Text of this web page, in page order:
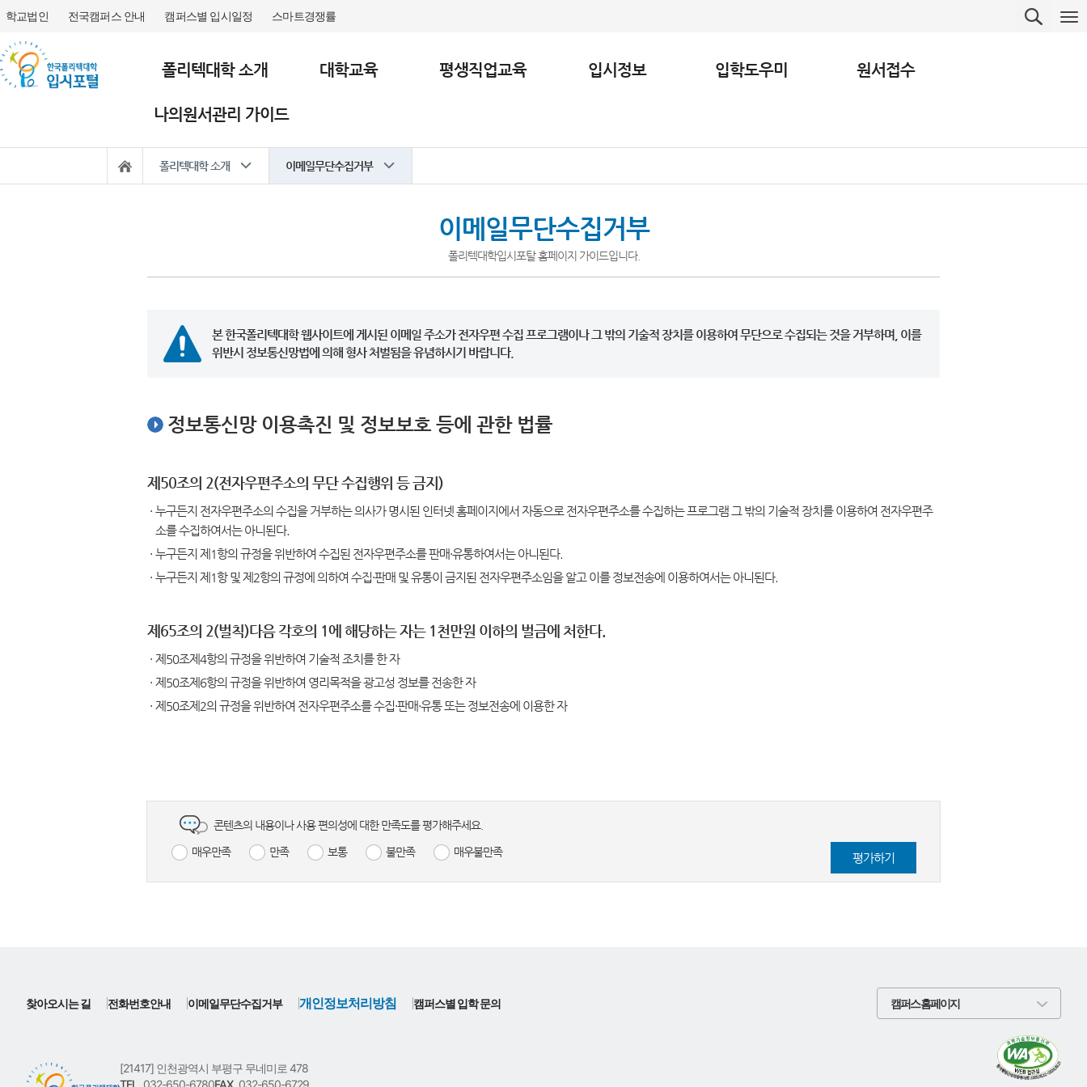
학교법인 전국캠퍼스 안내 캠퍼스별 입시일정 스마트경쟁률
폴리텍대학 소개 대학교육 평생직업교육 입시정보 입학도우미 원서접수
나의원서관리 가이드
폴리텍대학 소개 이메일무단수집거부
이메일무단수집거부
폴리텍대학입시포탈 홈페이지 가이드입니다.
본 한국폴리텍대학 웹사이트에 게시된 이메일 주소가 전자우편 수집 프로그램이나 그 밖의 기술적 장치를 이용하여 무단으로 수집되는 것을 거부하며, 이를
위반시 정보통신망법에 의해 형사 처벌됨을 유념하시기 바랍니다.
정보통신망 이용촉진 및 정보보호 등에 관한 법률
제50조의 2(전자우편주소의 무단 수집행위 등 금지)
누구든지 전자우편주소의 수집을 거부하는 의사가 명시된 인터넷 홈페이지에서 자동으로 전자우편주소를 수집하는 프로그램 그 밖의 기술적 장치를 이용하여 전자우편주
소를 수집하여서는 아니된다.
누구든지 제1항의 규정을 위반하여 수집된 전자우편주소를 판매·유통하여서는 아니된다.
누구든지 제1항 및 제2항의 규정에 의하여 수집·판매 및 유통이 금지된 전자우편주소임을 알고 이를 정보전송에 이용하여서는 아니된다.
제65조의 2(벌칙)다음 각호의 1에 해당하는 자는 1천만원 이하의 벌금에 처한다.
제50조제4항의 규정을 위반하여 기술적 조치를 한 자
제50조제6항의 규정을 위반하여 영리목적을 광고성 정보를 전송한 자
제50조제2의 규정을 위반하여 전자우편주소를 수집·판매·유통 또는 정보전송에 이용한 자
콘텐츠의 내용이나 사용 편의성에 대한 만족도를 평가해주세요.
매우만족 만족 보통 불만족 매우불만족 평가하기
찾아오시는 길 전화번호안내 이메일무단수집거부 개인정보처리방침 캠퍼스별 입학 문의 캠퍼스 홈페이지
[21417] 인천광역시 부평구 무네미로 478
TEL.
032-650-6780FAX. 032-650-6729